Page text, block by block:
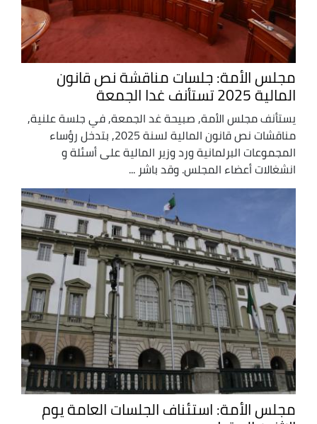
مجلس الأمة: جلسات مناقشة نص قانون
المالية 2025 تستأنف غدا الجمعة
يستأنف مجلس الأمة, صبيحة غد الجمعة, في جلسة علنية,
مناقشات نص قانون المالية لسنة 2025, بتدخل رؤساء
المجموعات البرلمانية ورد وزير المالية على أسئلة و
انشغالات أعضاء المجلس. وقد باشر ...
مجلس الأمة: استئناف الجلسات العامة يوم